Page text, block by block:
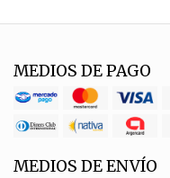
MEDIOS DE PAGO
MEDIOS DE ENVÍO